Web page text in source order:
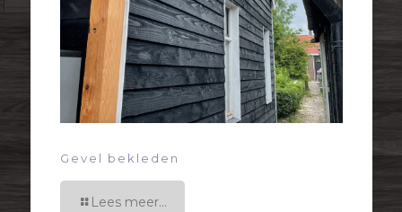
Gevel bekleden
Lees meer...